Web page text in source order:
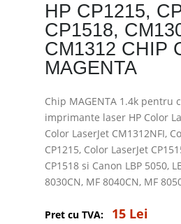
HP CP1215,
CP1518,
CM1312 CHIP
MAGENTA
Chip MAGENTA 1.4k pentru
imprimante laser HP Color
Color LaserJet CM1312NFI,
CP1215, Color LaserJet
CP1518 si Canon LBP 5050,
8030CN, MF 8040CN, MF
Pret cu TVA: 15 Lei